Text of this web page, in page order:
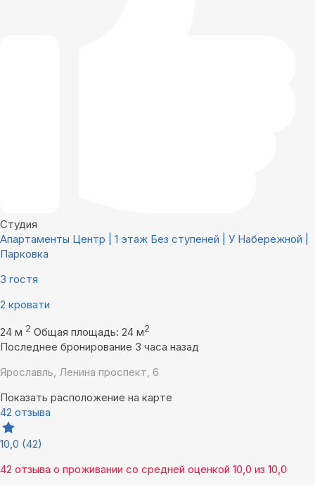
Студия
Апартаменты Центр | 1 этаж Без ступеней | У Набережной |
Парковка
3 гостя
2 кровати
24 м 2 Общая площадь: 24 м2
Последнее бронирование 3 часа назад
Ярославль, Ленина проспект, 6
Показать расположение на карте
42 отзыва
10,0 (42)
42 отзыва о проживании со средней оценкой 10,0 из 10,0